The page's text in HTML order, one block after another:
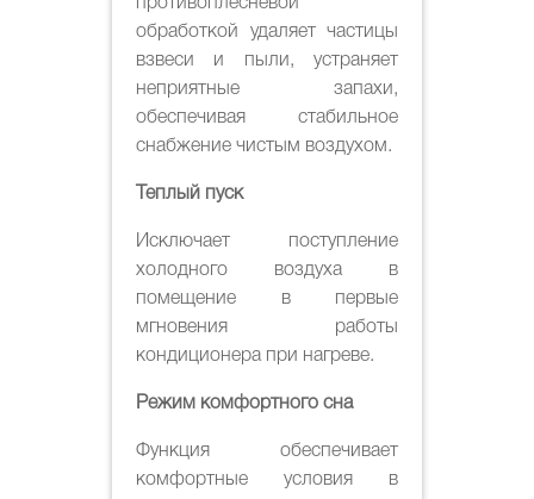
противоплесневой
обработкой удаляет частицы
взвеси и пыли, устраняет
неприятные запахи,
обеспечивая стабильное
снабжение чистым воздухом.
Теплый пуск
Исключает поступление
холодного воздуха в
помещение в первые
мгновения работы
кондиционера при нагреве.
Режим комфортного сна
Функция обеспечивает
комфортные условия в